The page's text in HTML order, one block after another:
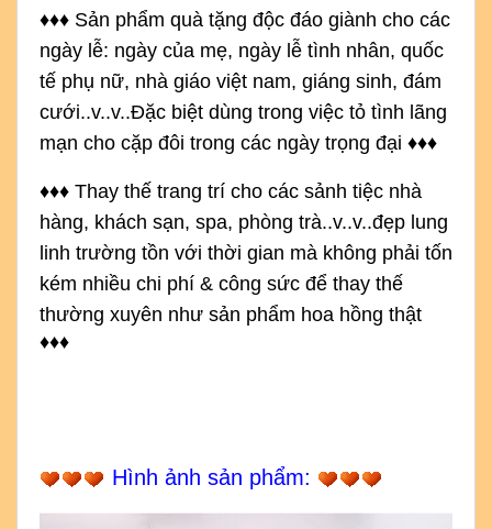
♦♦♦ Sản phẩm quà tặng độc đáo giành cho các
ngày lễ: ngày của mẹ, ngày lễ tình nhân, quốc
tế phụ nữ, nhà giáo việt nam, giáng sinh, đám
cưới..v..v..Đặc biệt dùng trong việc tỏ tình lãng
mạn cho cặp đôi trong các ngày trọng đại ♦♦♦
♦♦♦ Thay thế trang trí cho các sảnh tiệc nhà
hàng, khách sạn, spa, phòng trà..v..v..đẹp lung
linh trường tồn với thời gian mà không phải tốn
kém nhiều chi phí & công sức để thay thế
thường xuyên như sản phẩm hoa hồng thật
♦♦♦
Hình ảnh sản phẩm: